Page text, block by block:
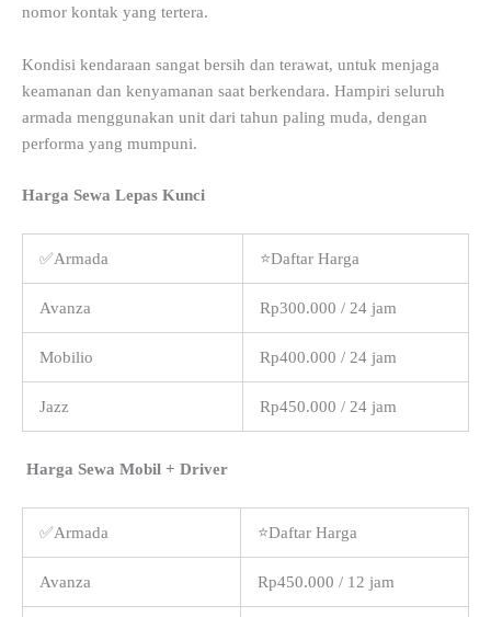
nomor kontak yang tertera.
Kondisi kendaraan sangat bersih dan terawat, untuk menjaga
keamanan dan kenyamanan saat berkendara. Hampiri seluruh
armada menggunakan unit dari tahun paling muda, dengan
performa yang mumpuni.
Harga Sewa Lepas Kunci
✅Armada ⭐Daftar Harga
Avanza Rp300.000 / 24 jam
Mobilio Rp400.000 / 24 jam
Jazz Rp450.000 / 24 jam
Harga Sewa Mobil + Driver
✅Armada ⭐Daftar Harga
Avanza Rp450.000 / 12 jam